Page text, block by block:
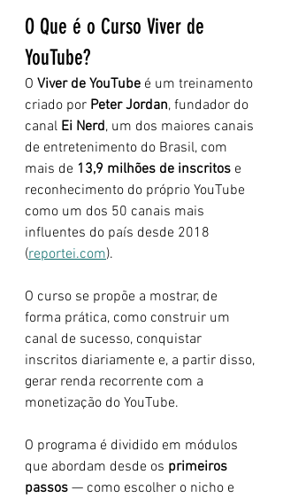
O Que é o Curso Viver de
YouTube?
O Viver de YouTube é um treinamento
criado por Peter Jordan, fundador do
canal Ei Nerd, um dos maiores canais
de entretenimento do Brasil, com
mais de 13,9 milhões de inscritos e
reconhecimento do próprio YouTube
como um dos 50 canais mais
influentes do país desde 2018
(reportei.com).
O curso se propõe a mostrar, de
forma prática, como construir um
canal de sucesso, conquistar
inscritos diariamente e, a partir disso,
gerar renda recorrente com a
monetização do YouTube.
O programa é dividido em módulos
que abordam desde os primeiros
passos — como escolher o nicho e